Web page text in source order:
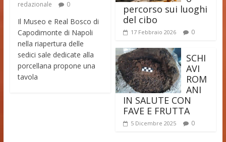
redazionale
0
Il Museo e Real Bosco di
Capodimonte di Napoli
nella riapertura delle
sedici sale dedicate alla
porcellana propone una
tavola
percorso sui luoghi
del cibo
17 Febbraio 2026 0
SCHI
AVI
ROM
ANI
IN SALUTE CON
FAVE E FRUTTA
5 Dicembre 2025 0